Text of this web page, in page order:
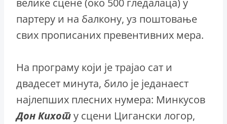
партеру и на балкону, уз поштовање
свих прописаних превентивних мера.
На програму који је трајао сат и
двадесет минута, било је једанаест
најлепших плесних нумера: Минкусов
ДонКихоту сцени Цигански логор,